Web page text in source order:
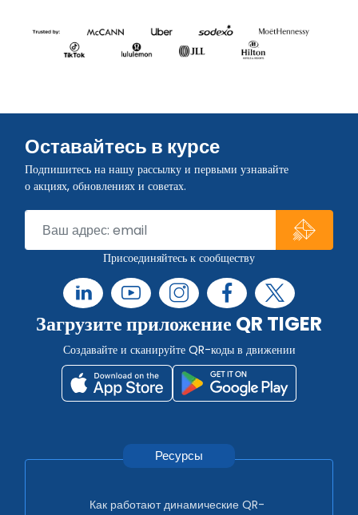
Оставайтесь в курсе
Подпишитесь на нашу рассылку и первыми узнавайте
о акциях, обновлениях и советах.
Присоединяйтесь к сообществу
Загрузите приложение QR TIGER
Создавайте и сканируйте QR-коды в движении
Ресурсы
Как работают динамические QR-